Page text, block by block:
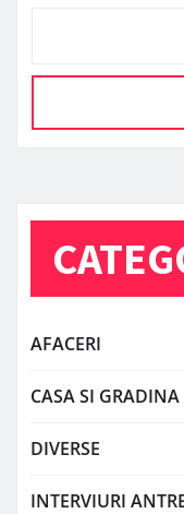
AFACERI
CASA SI GRADINA
DIVERSE
INTERVIURI